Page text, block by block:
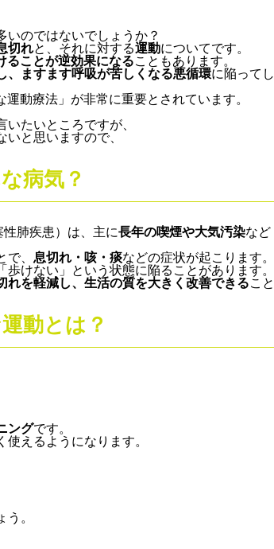
いのではないでしょうか？
切れと、それに対する運動についてです。
ることが逆効果になることもあります。
、ますます呼吸が苦しくなる悪循環に陥ってし
動療法」が非常に重要とされています。
たいところですが、
と思いますので、
病気？
肺疾患）は、主に長年の喫煙や大気汚染など
、 息切れ・咳・痰などの症状が起こります。
けない」という状態に陥ることがあります。
を軽減し、生活の質を大きく改善できること
動とは？
ングです。
えるようになります。
。